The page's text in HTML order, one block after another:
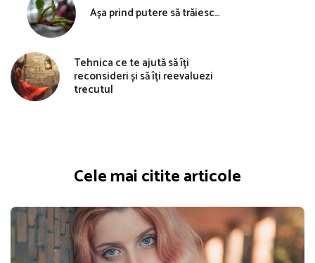
Așa prind putere să trăiesc…
Tehnica ce te ajută să îți
reconsideri și să îți reevaluezi
trecutul
Cele mai citite articole